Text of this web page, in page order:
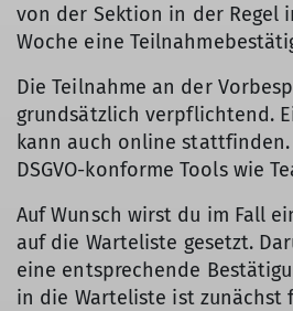
von der Sektion in der Regel
Woche eine
Die Teilnahme an der
grundsätzlich verpflichtend.
kann auch online
DSGVO-konforme Tools wie
Auf Wunsch wirst du im Fall
auf die Warteliste gesetzt.
eine entsprechende
in die Warteliste ist zunächst